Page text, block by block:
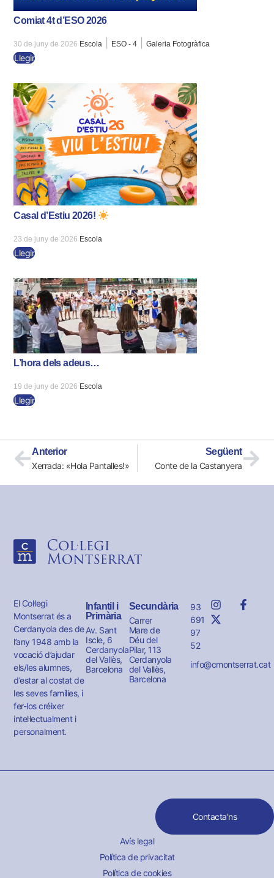
Comiat 4t d’ESO 2026
30 de juny de 2026 Escola ESO - 4 |Galeria Fotogràfica
Llegir
Casal d’Estiu 2026!
23 de juny de 2026 Escola
Llegir
L’hora dels adeus…
19 de juny de 2026 Escola
Llegir
Anterior
Xerrada: «Hola Pantalles!»
Següent
Conte de la Castanyera
El Col·legi
Montserrat és a
Cerdanyola des de
l’any 1948 amb la
vocació d’ajudar
els/les alumnes,
d’estar al costat de
les seves famílies, i
fer-los créixer
intel·lectualment i
personalment.
Infantil i
Primària
Av. Sant
Iscle, 6
Cerdanyola
del Vallès,
Barcelona
Secundària
Carrer
Mare de
Déu del
Pilar, 113
Cerdanyola
del Vallès,
Barcelona
93
691
97
52
info@cmontserrat.cat
Contacta'ns
Avís legal
Política de privacitat
Política de cookies